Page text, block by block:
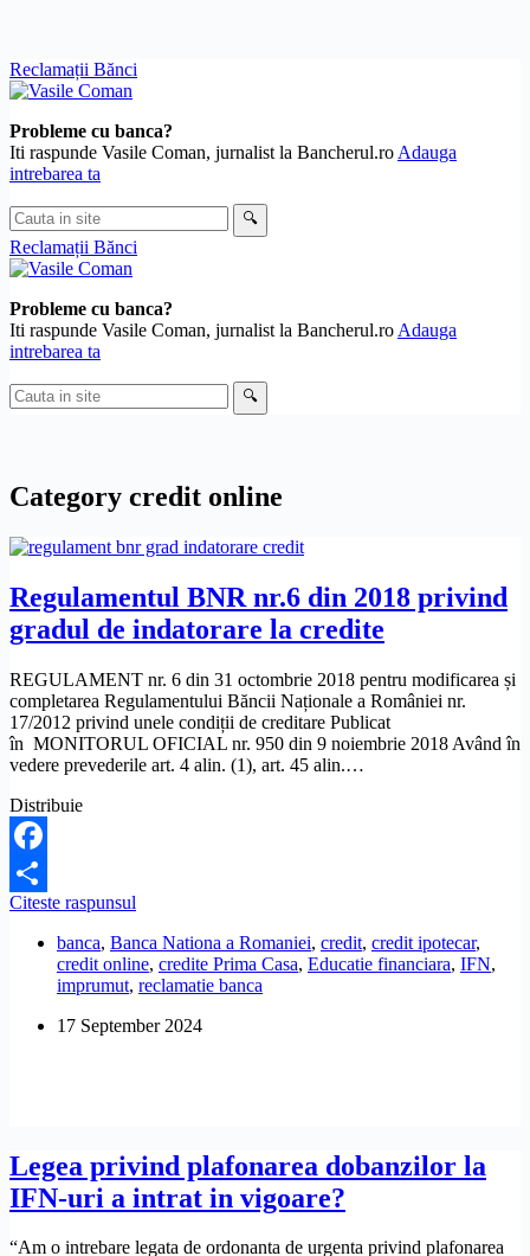
Skip
to
Reclamații Bănci
Probleme cu banca?
Iti raspunde Vasile Coman, jurnalist la Bancherul.ro Adauga
intrebarea ta
Cauta
in
site
🔍
Reclamații Bănci
Probleme cu banca?
Iti raspunde Vasile Coman, jurnalist la Bancherul.ro Adauga
intrebarea ta
Cauta
in
🔍
Category credit online
Regulamentul BNR nr.6 din 2018 privind
gradul de indatorare la credite
REGULAMENT nr. 6 din 31 octombrie 2018 pentru modificarea și
completarea Regulamentului Băncii Naționale a României nr.
17/2012 privind unele condiții de creditare Publicat
în MONITORUL OFICIAL nr. 950 din 9 noiembrie 2018 Având în
vedere prevederile art. 4 alin. (1), art. 45 alin.…
Distribuie
Facebook
Share
Citeste raspunsul
nr.6
din
2018
gradul
banca, Banca Nationa a Romaniei, credit, credit ipotecar,
credit online, credite Prima Casa, Educatie financiara, IFN,
imprumut, reclamatie banca
17 September 2024
Legea privind plafonarea dobanzilor la
IFN-uri a intrat in vigoare?
“Am o intrebare legata de ordonanta de urgenta privind plafonarea